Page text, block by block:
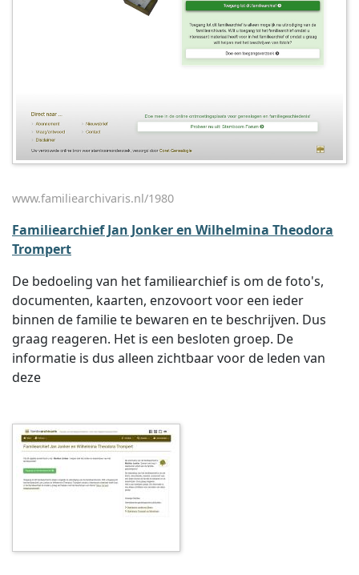
www.familiearchivaris.nl/1980
Familiearchief Jan Jonker en Wilhelmina Theodora
Trompert
De bedoeling van het familiearchief is om de foto's,
documenten, kaarten, enzovoort voor een ieder
binnen de familie te bewaren en te beschrijven. Dus
graag reageren. Het is een besloten groep. De
informatie is dus alleen zichtbaar voor de leden van
deze